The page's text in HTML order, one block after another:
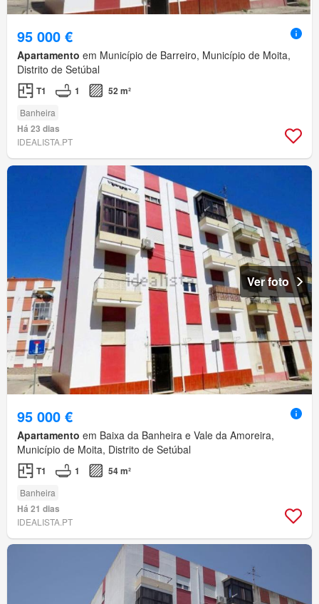
95 000 €
Apartamento em Município de Barreiro, Município de Moita,
Distrito de Setúbal
T1 1 52 m²
Banheira
Há 23 dias
IDEALISTA.PT
Ver foto
95 000 €
Apartamento em Baixa da Banheira e Vale da Amoreira,
Município de Moita, Distrito de Setúbal
T1 1 54 m²
Banheira
Há 21 dias
IDEALISTA.PT